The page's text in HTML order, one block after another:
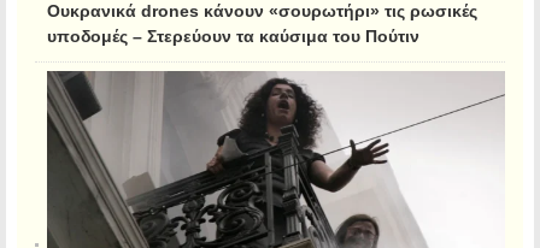
Ουκρανικά drones κάνουν «σουρωτήρι» τις ρωσικές
υποδομές – Στερεύουν τα καύσιμα του Πούτιν